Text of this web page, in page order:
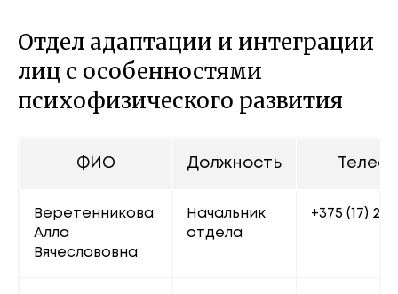
Отдел адаптации и интеграции
лиц с особенностями
психофизического развития
ФИО Должность
Веретенникова
Алла
Вячеславовна
Начальник
отдела
+375 (17)